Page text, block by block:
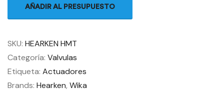
AÑADIR AL PRESUPUESTO
SKU: HEARKEN HMT
Categoría: Valvulas
Etiqueta: Actuadores
Brands: Hearken, Wika